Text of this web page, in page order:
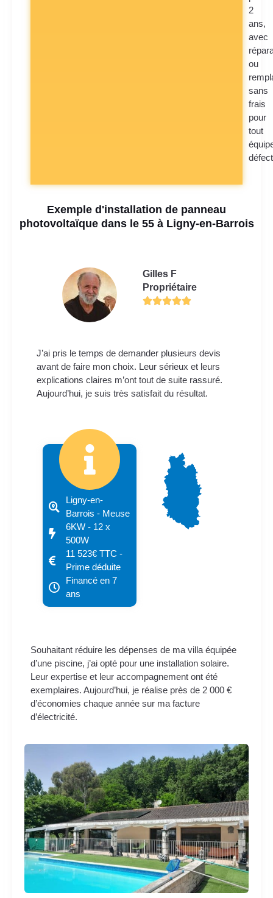
2
ans,
avec
ou
sans
frais
pour
tout
Exemple d'installation de panneau
photovoltaïque dans le 55 à Ligny-en-Barrois
Gilles F
Propriétaire
J’ai pris le temps de demander plusieurs devis
avant de faire mon choix. Leur sérieux et leurs
explications claires m’ont tout de suite rassuré.
Aujourd’hui, je suis très satisfait du résultat.
Ligny-en-
Barrois - Meuse
6KW - 12 x
500W
11 523€ TTC -
Prime déduite
Financé en 7
ans
Souhaitant réduire les dépenses de ma villa équipée
d’une piscine, j’ai opté pour une installation solaire.
Leur expertise et leur accompagnement ont été
exemplaires. Aujourd’hui, je réalise près de 2 000 €
d’économies chaque année sur ma facture
d’électricité.